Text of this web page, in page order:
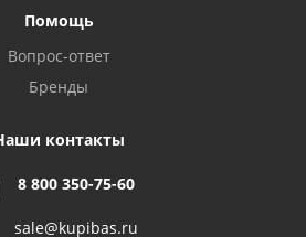
Помощь
Вопрос-ответ
Бренды
контакты
8 800 350-75-60
sale@kupibas.ru